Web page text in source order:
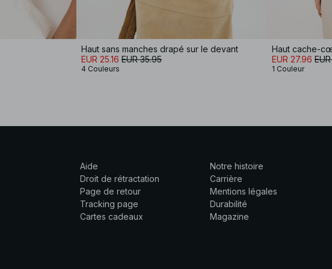
Haut sans manches drapé sur le devant
EUR 25.16 EUR 35.95
4 Couleurs
Haut cache-
EUR 27.96
1 Couleur
Aide
Droit de rétractation
Page de retour
Tracking page
Cartes cadeaux
Notre histoire
Carrière
Mentions légales
Durabilité
Magazine